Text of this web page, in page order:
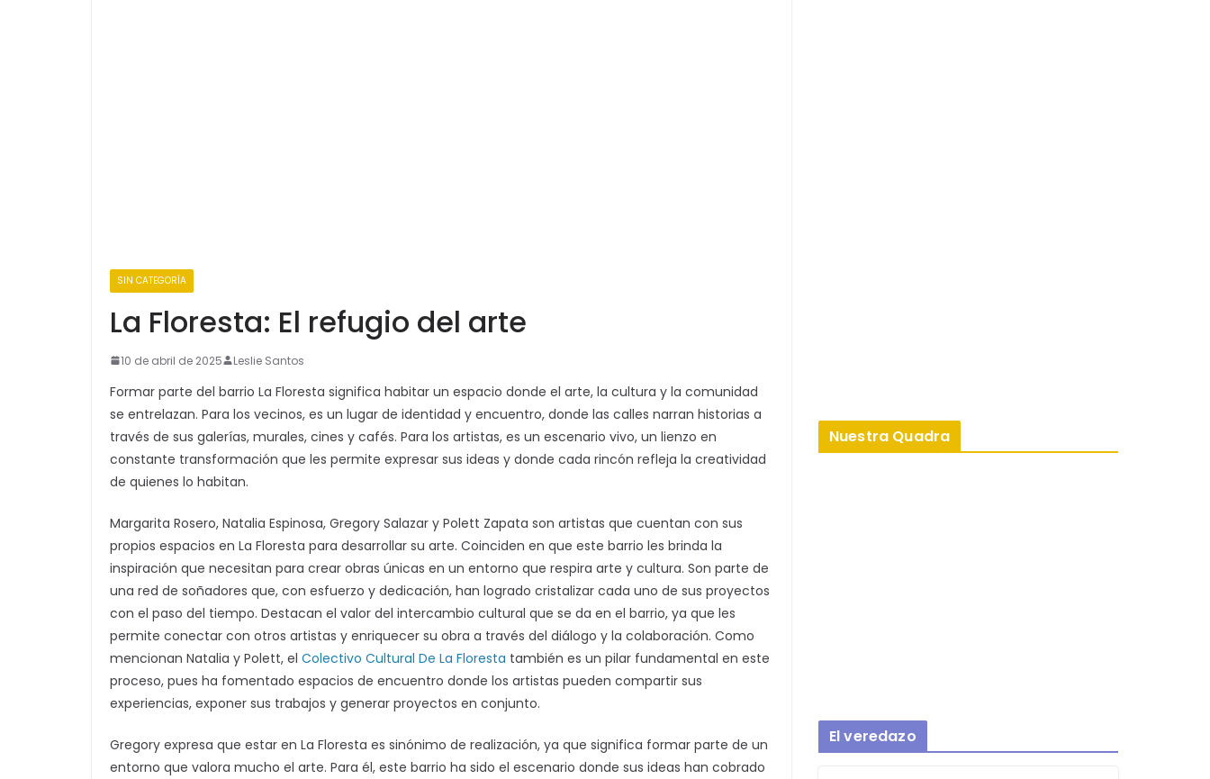
SIN CATEGORÍA
La Floresta: El refugio del arte
10 de abril de 2025 Leslie Santos
Formar parte del barrio La Floresta significa habitar un espacio donde el arte, la cultura y la comunidad
se entrelazan. Para los vecinos, es un lugar de identidad y encuentro, donde las calles narran historias a
través de sus galerías, murales, cines y cafés. Para los artistas, es un escenario vivo, un lienzo en
constante transformación que les permite expresar sus ideas y donde cada rincón refleja la creatividad
de quienes lo habitan.
Margarita Rosero, Natalia Espinosa, Gregory Salazar y Polett Zapata son artistas que cuentan con sus
propios espacios en La Floresta para desarrollar su arte. Coinciden en que este barrio les brinda la
inspiración que necesitan para crear obras únicas en un entorno que respira arte y cultura. Son parte de
una red de soñadores que, con esfuerzo y dedicación, han logrado cristalizar cada uno de sus proyectos
con el paso del tiempo. Destacan el valor del intercambio cultural que se da en el barrio, ya que les
permite conectar con otros artistas y enriquecer su obra a través del diálogo y la colaboración. Como
mencionan Natalia y Polett, el Colectivo Cultural De La Floresta también es un pilar fundamental en este
proceso, pues ha fomentado espacios de encuentro donde los artistas pueden compartir sus
experiencias, exponer sus trabajos y generar proyectos en conjunto.
Gregory expresa que estar en La Floresta es sinónimo de realización, ya que significa formar parte de un
entorno que valora mucho el arte. Para él, este barrio ha sido el escenario donde sus ideas han cobrado
Nuestra Quadra
El veredazo